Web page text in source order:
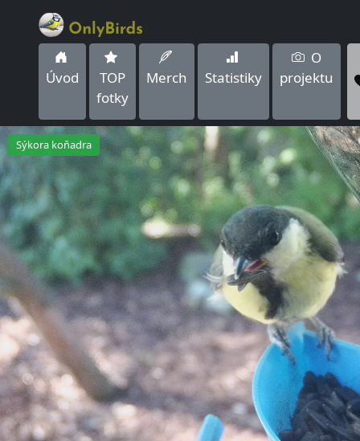
Úvod
TOP
fotky
Merch Statistiky
O
projektu
Sýkora koňadra